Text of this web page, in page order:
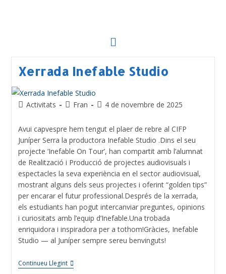
Xerrada Inefable Studio
Activitats Fran 4 de novembre de 2025
Avui capvespre hem tengut el plaer de rebre al CIFP
Juníper Serra la productora Inefable Studio .Dins el seu
projecte ‘Inefable On Tour’, han compartit amb l’alumnat
de Realització i Producció de projectes audiovisuals i
espectacles la seva experiència en el sector audiovisual,
mostrant alguns dels seus projectes i oferint “golden tips”
per encarar el futur professional.Després de la xerrada,
els estudiants han pogut intercanviar preguntes, opinions
i curiositats amb l’equip d’Inefable.Una trobada
enriquidora i inspiradora per a tothom!Gràcies, Inefable
Studio — al Juníper sempre sereu benvinguts!
Continueu Llegint